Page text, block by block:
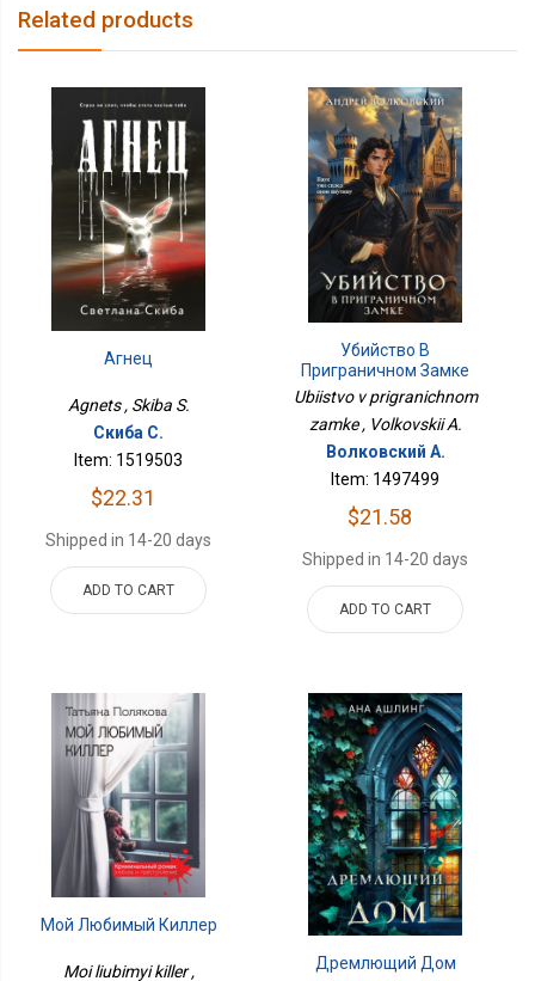
Related products
Агнец
Agnets , Skiba S.
Скиба С.
Item: 1519503
$22.31
Shipped in 14-20 days
ADD TO CART
Убийство В
Приграничном Замке
Ubiistvo v prigranichnom
zamke , Volkovskii A.
Волковский А.
Item: 1497499
$21.58
Shipped in 14-20 days
ADD TO CART
Мой Любимый Киллер
Moi liubimyi killer , Дремлющий Дом